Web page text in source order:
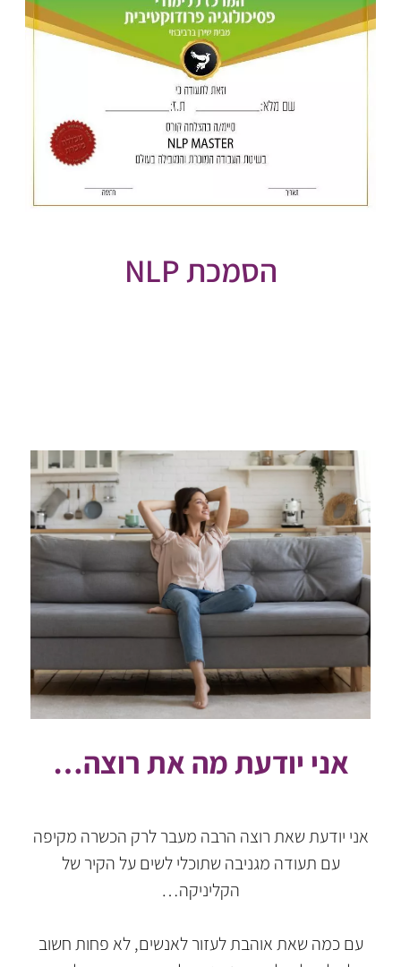
הסמכת NLP
אני יודעת מה את רוצה…
אני יודעת שאת רוצה הרבה מעבר לרק הכשרה מקיפה
עם תעודה מגניבה שתוכלי לשים על הקיר של
הקליניקה…
עם כמה שאת אוהבת לעזור לאנשים, לא פחות חשוב